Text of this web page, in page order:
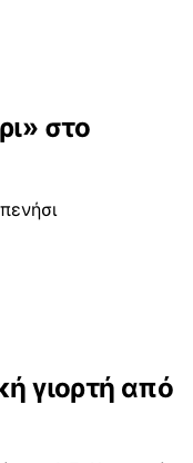
στο
γιορτή από